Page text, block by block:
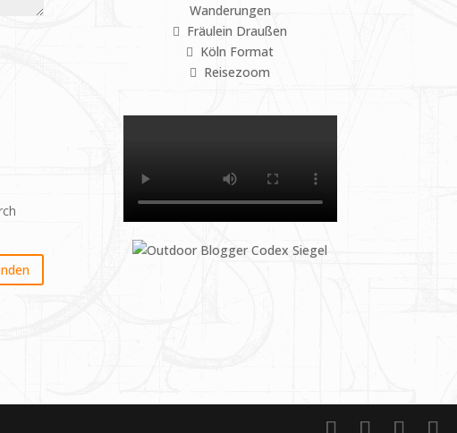
Wanderungen
Fräulein Draußen
Köln Format
Reisezoom